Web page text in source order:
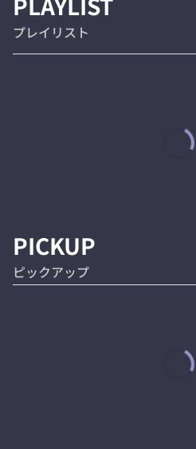
プレイリスト
PICKUP
ピックアップ